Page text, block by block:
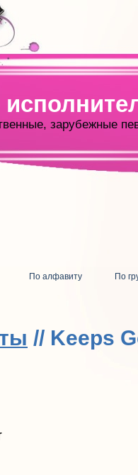
зарубежные
По алфавиту
По
// Keeps